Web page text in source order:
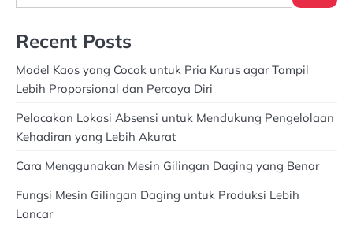
Recent Posts
Model Kaos yang Cocok untuk Pria Kurus agar Tampil
Lebih Proporsional dan Percaya Diri
Pelacakan Lokasi Absensi untuk Mendukung Pengelolaan
Kehadiran yang Lebih Akurat
Cara Menggunakan Mesin Gilingan Daging yang Benar
Fungsi Mesin Gilingan Daging untuk Produksi Lebih
Lancar